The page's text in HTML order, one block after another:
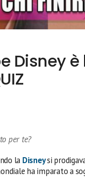
Disney
per te?
la Disneysi
ha imparato a